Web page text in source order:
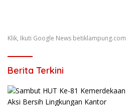
Klik, Ikuti Google News betiklampung.com
Berita Terkini